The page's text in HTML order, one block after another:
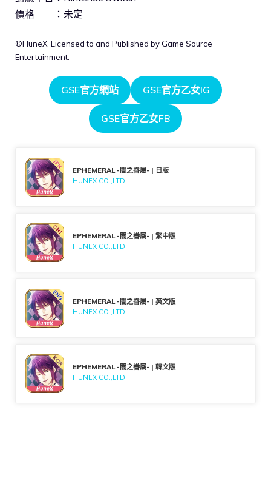
價格 ：未定
©HuneX. Licensed to and Published by Game Source
Entertainment.
GSE官方網站 GSE官方乙女IG
GSE官方乙女FB
EPHEMERAL -闇之眷屬- | 日版
HUNEX CO.,LTD.
EPHEMERAL -闇之眷屬- | 繁中版
HUNEX CO.,LTD.
EPHEMERAL -闇之眷屬- | 英文版
HUNEX CO.,LTD.
EPHEMERAL -闇之眷屬- | 韓文版
HUNEX CO.,LTD.